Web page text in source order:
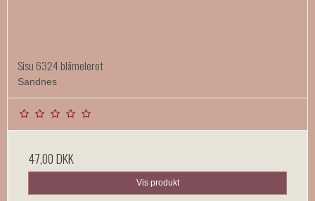
Sisu 6324 blåmeleret
Sandnes
47,00 DKK
Vis produkt